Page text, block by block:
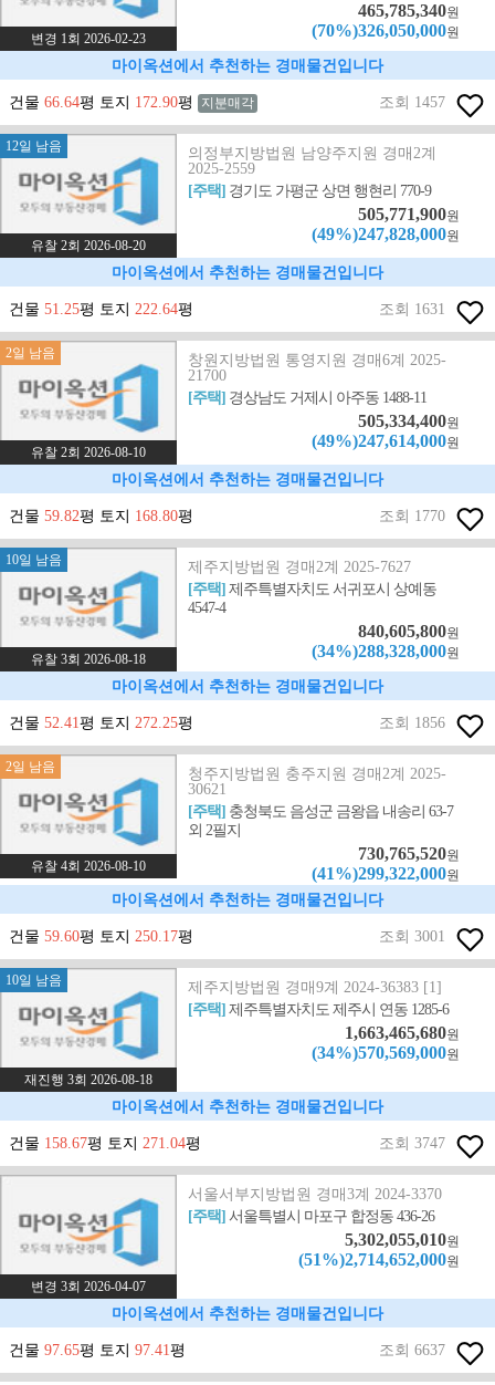
변경 1회 2026-02-23
465,785,340원
(70%)326,050,000원
마이옥션에서 추천하는 경매물건입니다
건물 66.64평 토지 172.90평 지분매각 조회 1457
12일 남음
유찰 2회 2026-08-20
의정부지방법원 남양주지원 경매2계
2025-2559
[주택] 경기도 가평군 상면 행현리 770-9
505,771,900원
(49%)247,828,000원
마이옥션에서 추천하는 경매물건입니다
건물 51.25평 토지 222.64평 조회 1631
2일 남음
유찰 2회 2026-08-10
창원지방법원 통영지원 경매6계 2025-
21700
[주택] 경상남도 거제시 아주동 1488-11
505,334,400원
(49%)247,614,000원
마이옥션에서 추천하는 경매물건입니다
건물 59.82평 토지 168.80평 조회 1770
10일 남음
유찰 3회 2026-08-18
제주지방법원 경매2계 2025-7627
[주택]제주특별자치도 서귀포시 상예동
4547-4
840,605,800원
(34%)288,328,000원
마이옥션에서 추천하는 경매물건입니다
건물 52.41평 토지 272.25평 조회 1856
2일 남음
유찰 4회 2026-08-10
청주지방법원 충주지원 경매2계 2025-
30621
[주택] 충청북도 음성군 금왕읍 내송리 63-7
외 2필지
730,765,520원
(41%)299,322,000원
마이옥션에서 추천하는 경매물건입니다
건물 59.60평 토지 250.17평 조회 3001
10일 남음
재진행 3회 2026-08-18
제주지방법원 경매9계 2024-36383 [1]
[주택]제주특별자치도 제주시 연동 1285-6
1,663,465,680원
(34%)570,569,000원
마이옥션에서 추천하는 경매물건입니다
건물 158.67평 토지 271.04평 조회 3747
변경 3회 2026-04-07
서울서부지방법원 경매3계 2024-3370
[주택]서울특별시 마포구 합정동 436-26
5,302,055,010원
(51%)2,714,652,000원
마이옥션에서 추천하는 경매물건입니다
건물 97.65평 토지 97.41평 조회 6637